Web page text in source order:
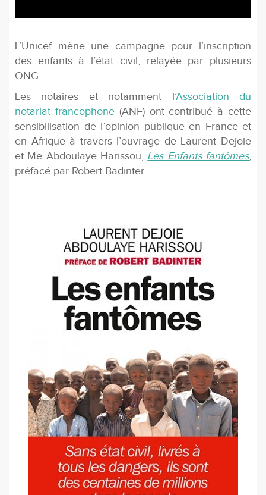
L’Unicef mène une campagne pour l’inscription
des enfants à l’état civil, relayée par plusieurs
ONG.
Les notaires et notamment l’Association du
notariat francophone(ANF) ont contribué à cette
sensibilisation de l’opinion publique en France et
en Afrique à travers l’ouvrage de Laurent Dejoie
et Me Abdoulaye Harissou, Les Enfants fantômes,
préfacé par Robert Badinter.